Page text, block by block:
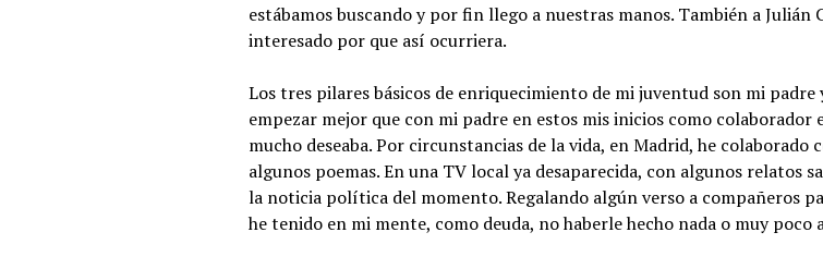
estábamos buscando y por fin llego a nuestras manos. También a Julián
interesado por que así ocurriera.
Los tres pilares básicos de enriquecimiento de mi juventud son mi
empezar mejor que con mi padre en estos mis inicios como
mucho deseaba. Por circunstancias de la vida, en Madrid, he
algunos poemas. En una TV local ya desaparecida, con algunos
la noticia política del momento. Regalando algún verso a compañeros
he tenido en mi mente, como deuda, no haberle hecho nada o muy poco